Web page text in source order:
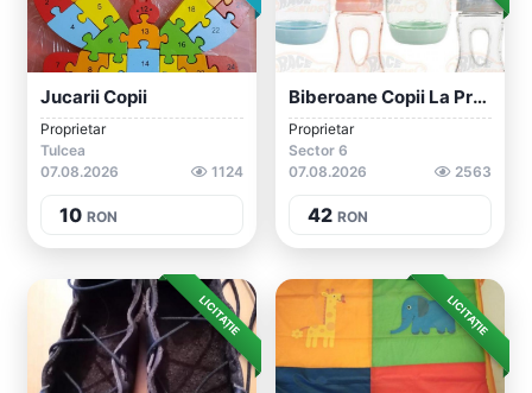
Jucarii Copii
Proprietar
Tulcea
07.08.2026
1124
10 RON
Biberoane Copii La Preturi Accesibile Ra...
Proprietar
Sector 6
07.08.2026
2563
42 RON
LICITAȚIE LICITAȚIE